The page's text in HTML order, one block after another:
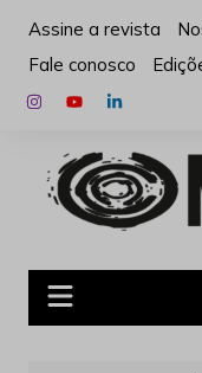
para
conteúdo
Assine a revista
Fale conosco